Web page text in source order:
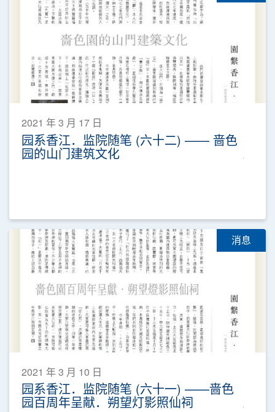
2021 年 3 月 17 日
园系香江．监院随笔 (六十二) —— 啬色
园的山门建筑文化
消息
2021 年 3 月 10 日
园系香江．监院随笔 (六十一) ——啬色
园百周年呈献．朔望灯影照仙祠